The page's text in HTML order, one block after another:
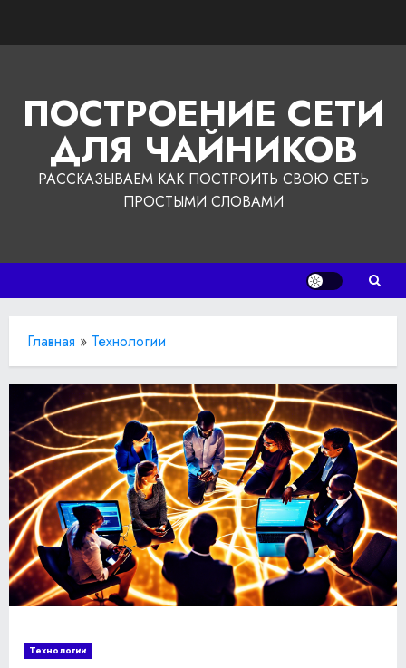
ПОСТРОЕНИЕ СЕТИ
ДЛЯ ЧАЙНИКОВ
РАССКАЗЫВАЕМ КАК ПОСТРОИТЬ СВОЮ СЕТЬ
ПРОСТЫМИ СЛОВАМИ
Главная » Технологии
Технологии